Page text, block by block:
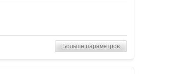
Больше параметров